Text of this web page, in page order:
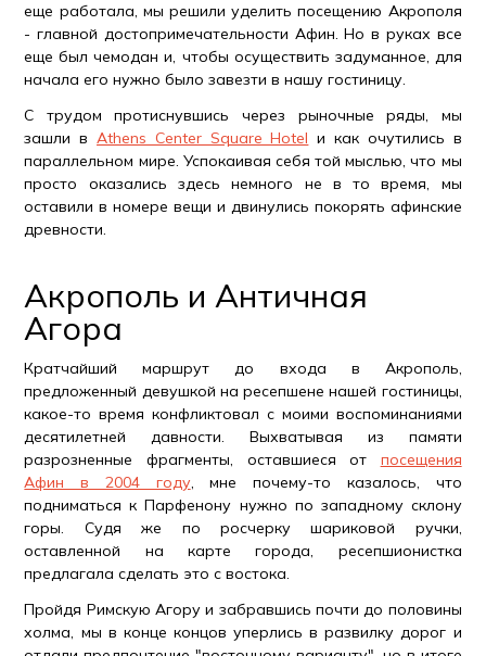
еще работала, мы решили уделить посещению Акрополя
- главной достопримечательности Афин. Но в руках все
еще был чемодан и, чтобы осуществить задуманное, для
начала его нужно было завезти в нашу гостиницу.
С трудом протиснувшись через рыночные ряды, мы
зашли в Athens Center Square Hotel и как очутились в
параллельном мире. Успокаивая себя той мыслью, что мы
просто оказались здесь немного не в то время, мы
оставили в номере вещи и двинулись покорять афинские
древности.
Акрополь и Античная
Агора
Кратчайший маршрут до входа в Акрополь,
предложенный девушкой на ресепшене нашей гостиницы,
какое-то время конфликтовал с моими воспоминаниями
десятилетней давности. Выхватывая из памяти
разрозненные фрагменты, оставшиеся от посещения
Афин в 2004 году, мне почему-то казалось, что
подниматься к Парфенону нужно по западному склону
горы. Судя же по росчерку шариковой ручки,
оставленной на карте города, ресепшионистка
предлагала сделать это с востока.
Пройдя Римскую Агору и забравшись почти до половины
холма, мы в конце концов уперлись в развилку дорог и